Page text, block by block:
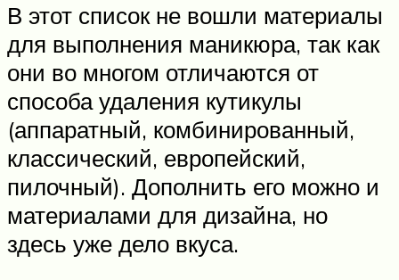
В этот список не вошли материалы
для выполнения маникюра, так как
они во многом отличаются от
способа удаления кутикулы
(аппаратный, комбинированный,
классический, европейский,
пилочный). Дополнить его можно и
материалами для дизайна, но
здесь уже дело вкуса.